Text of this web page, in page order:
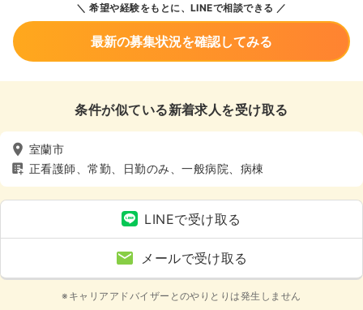
希望や経験をもとに、LINEで相談できる
最新の募集状況を確認してみる
条件が似ている新着求人を受け取る
室蘭市
正看護師、常勤、日勤のみ、一般病院、病棟
LINEで受け取る
メールで受け取る
※キャリアアドバイザーとのやりとりは発生しません